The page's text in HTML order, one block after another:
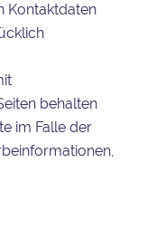
Kontaktdaten
behalten
im Falle der